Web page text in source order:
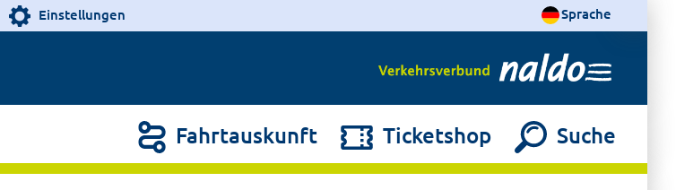
Einstellungen Sprache
Fahrtauskunft Ticketshop Suche